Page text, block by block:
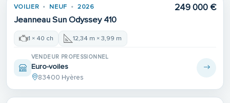
VOILIER NEUF 2026
Jeanneau Sun Odyssey 410
249 000 €
1 × 40 ch 12,34 m × 3,99 m
VENDEUR PROFESSIONNEL
Euro-voiles
83400 Hyères